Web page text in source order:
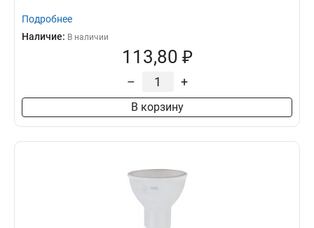
Подробнее
Наличие: В наличии
113,80 ₽
– +
В корзину